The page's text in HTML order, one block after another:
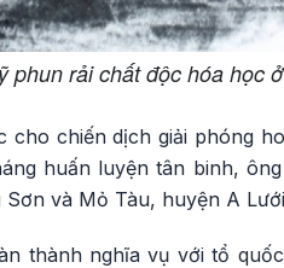
phun rải chất độc hóa học
cho chiến dịch giải phóng
huấn luyện tân binh,
và Mỏ Tàu, huyện A
thành nghĩa vụ với tổ